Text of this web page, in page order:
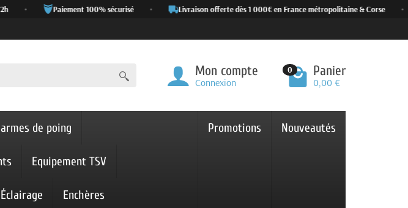
Paiement 100% sécurisé Livraison offerte dès 1 000€ en France métropolitaine & Corse
Mon compte
Connexion
0 Panier
0,00 €
de poing
Equipement TSV
Éclairage Enchères
Promotions Nouveautés